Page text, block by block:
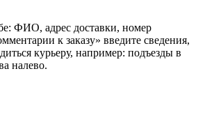
ФИО, адрес доставки, номер
к заказу» введите сведения,
курьеру, например: подъезды в
налево.